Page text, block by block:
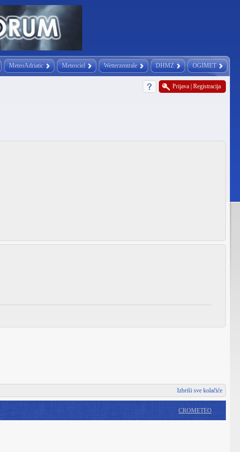
MeteoAdriatic Meteociel Wetterzentrale DHMZ OGIMET
Prijava Registracija
Izbriši sve kolačiće
CROMETEO